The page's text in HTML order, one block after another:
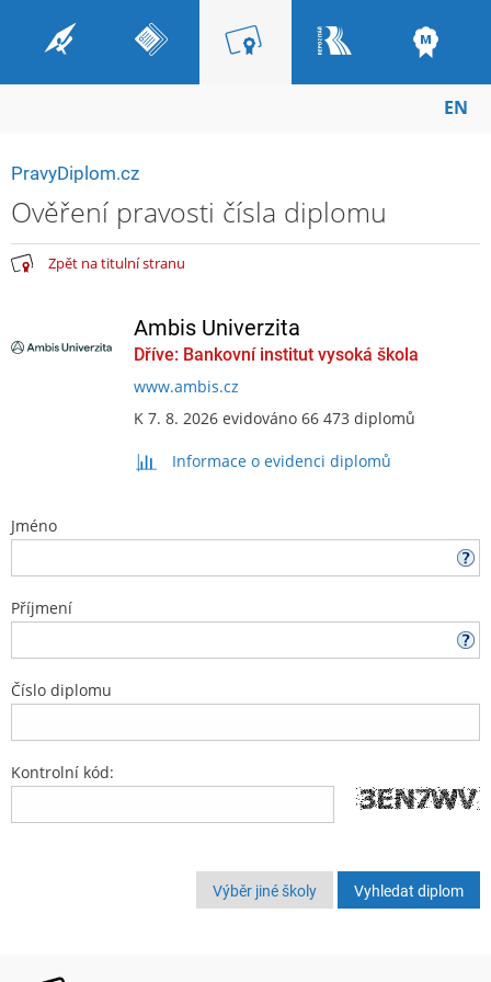
EN
PravyDiplom.cz
Ověření pravosti čísla diplomu
Zpět na titulní stranu
Ambis Univerzita
Dříve: Bankovní institut vysoká škola
www.ambis.cz
K 7. 8. 2026 evidováno 66 473 diplomů
Informace o evidenci diplomů
Jméno
Příjmení
Číslo diplomu
Kontrolní kód:
Výběr jiné školy